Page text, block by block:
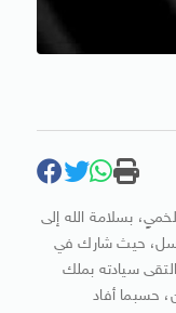
بسلامة الله إلى
حيث شارك في
التقى سيادته بملك
حسبما أفاد